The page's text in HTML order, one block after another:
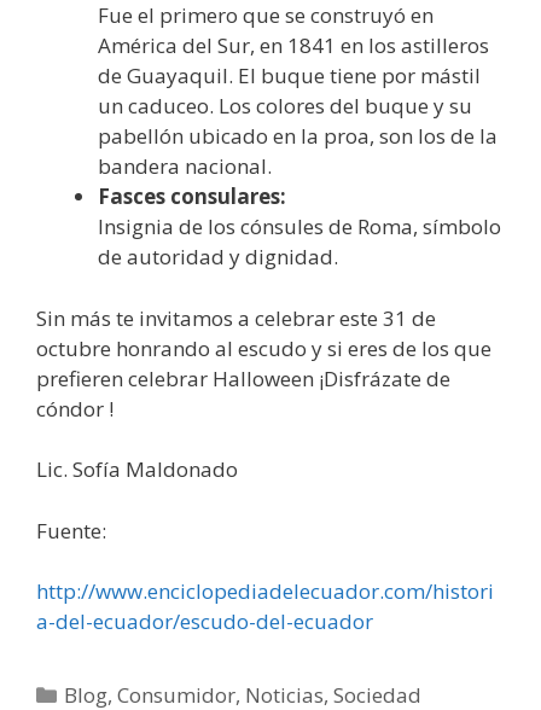
Fue el primero que se construyó en
América del Sur, en 1841 en los astilleros
de Guayaquil. El buque tiene por mástil
un caduceo. Los colores del buque y su
pabellón ubicado en la proa, son los de la
bandera nacional.
Fasces consulares:
Insignia de los cónsules de Roma, símbolo
de autoridad y dignidad.
Sin más te invitamos a celebrar este 31 de
octubre honrando al escudo y si eres de los que
prefieren celebrar Halloween ¡Disfrázate de
cóndor !
Lic. Sofía Maldonado
Fuente:
http://www.enciclopediadelecuador.com/histori
a-del-ecuador/escudo-del-ecuador
Blog,Consumidor, Noticias,Sociedad